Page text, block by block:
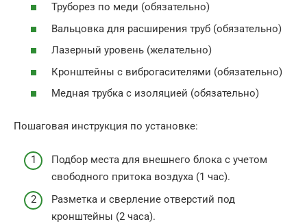
Труборез по меди (обязательно)
Вальцовка для расширения труб (обязательно)
Лазерный уровень (желательно)
Кронштейны с виброгасителями (обязательно)
Медная трубка с изоляцией (обязательно)
Пошаговая инструкция по установке:
Подбор места для внешнего блока с учетом
свободного притока воздуха (1 час).
Разметка и сверление отверстий под
кронштейны (2 часа).